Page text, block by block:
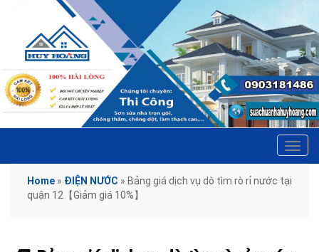
Home » ĐIỆN NƯỚC » Bảng giá dịch vụ dò tìm rò rỉ nước tại
quận 12【Giảm giá 10%】